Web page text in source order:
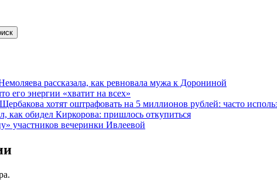
рассказала, как ревновала мужа к Дорониной
его энергии «хватит на всех»
хотят оштрафовать на 5 миллионов рублей: часто
как обидел Киркорова: пришлось откупиться
участников вечеринки Ивлеевой